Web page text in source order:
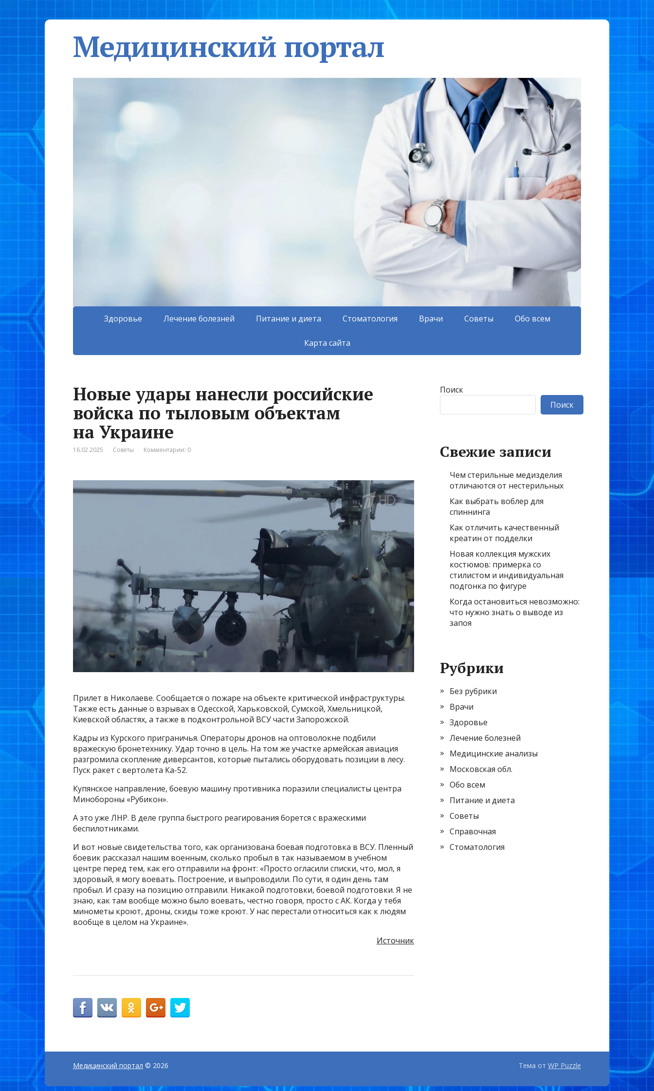
Медицинский портал
Здоровье Лечение болезней Питание и диета Стоматология Врачи Советы Обо всем
Карта сайта
Новые удары нанесли российские
войска по тыловым объектам
на Украине
16.02.2025 Советы Комментарии: 0
Прилет в Николаеве. Сообщается о пожаре на объекте критической инфраструктуры.
Также есть данные о взрывах в Одесской, Харьковской, Сумской, Хмельницкой,
Киевской областях, а также в подконтрольной ВСУ части Запорожской.
Кадры из Курского приграничья. Операторы дронов на оптоволокне подбили
вражескую бронетехнику. Удар точно в цель. На том же участке армейская авиация
разгромила скопление диверсантов, которые пытались оборудовать позиции в лесу.
Пуск ракет с вертолета Ка-52.
Купянское направление, боевую машину противника поразили специалисты центра
Минобороны «Рубикон».
А это уже ЛНР. В деле группа быстрого реагирования борется с вражескими
беспилотниками.
И вот новые свидетельства того, как организована боевая подготовка в ВСУ. Пленный
боевик рассказал нашим военным, сколько пробыл в так называемом в учебном
центре перед тем, как его отправили на фронт: «Просто огласили списки, что, мол, я
здоровый, я могу воевать. Построение, и выпроводили. По сути, я один день там
пробыл. И сразу на позицию отправили. Никакой подготовки, боевой подготовки. Я не
знаю, как там вообще можно было воевать, честно говоря, просто с АК. Когда у тебя
минометы кроют, дроны, скиды тоже кроют. У нас перестали относиться как к людям
вообще в целом на Украине».
Источник
Поиск
Поиск
Свежие записи
Чем стерильные медизделия
отличаются от нестерильных
Как выбрать воблер для
спиннинга
Как отличить качественный
креатин от подделки
Новая коллекция мужских
костюмов: примерка со
стилистом и индивидуальная
подгонка по фигуре
Когда остановиться невозможно:
что нужно знать о выводе из
запоя
Рубрики
Без рубрики
Врачи
Здоровье
Лечение болезней
Медицинские анализы
Московская обл.
Обо всем
Питание и диета
Советы
Справочная
Стоматология
Медицинский портал © 2026 Тема от WP Puzzle